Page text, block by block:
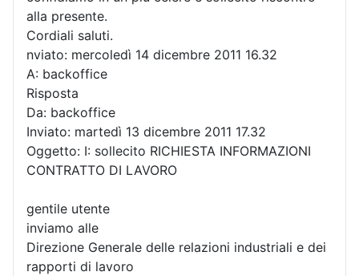
alla presente.
Cordiali saluti.
nviato: mercoledì 14 dicembre 2011 16.32
A: backoffice
Risposta
Da: backoffice
Inviato: martedì 13 dicembre 2011 17.32
Oggetto: I: sollecito RICHIESTA INFORMAZIONI
CONTRATTO DI LAVORO
gentile utente
inviamo alle
Direzione Generale delle relazioni industriali e dei
rapporti di lavoro